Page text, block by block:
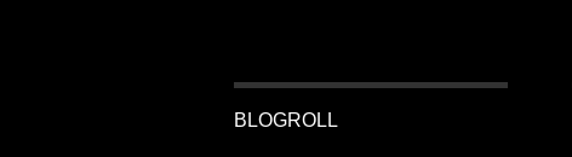
BLOGROLL